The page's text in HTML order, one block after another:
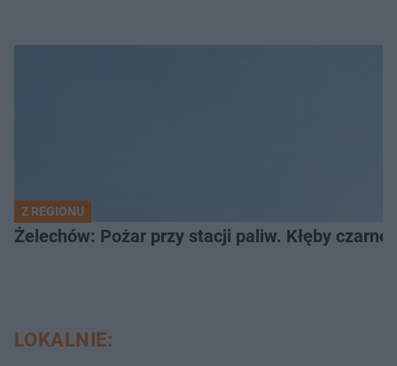
Z REGIONU
Żelechów: Pożar przy stacji paliw. Kłęby
LOKALNIE: